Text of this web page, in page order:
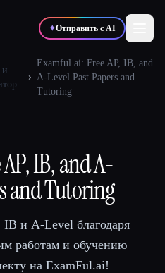
✦Отправить с AI
📈Маркетологи
🎬Креаторы
и
Examful.ai: Free AP, IB, and
A-Level Past Papers and
Tutoring
IB, and A-
and Tutoring
IB и A-Level благодаря
работам и обучению
на ExamFul.ai!